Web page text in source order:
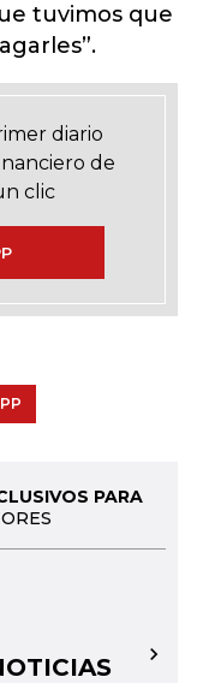
tuvimos que
diario
de
clic
PARA
→